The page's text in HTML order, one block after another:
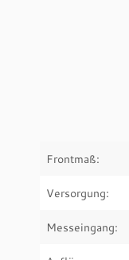
Frontmaß:
Versorgung:
Messeingang: